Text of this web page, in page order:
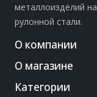
металлоизделий
рулонной стали.
О компании
О магазине
Категории